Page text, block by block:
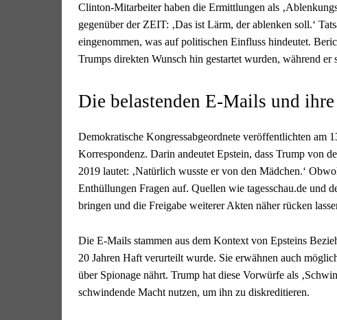
Clinton-Mitarbeiter haben die Ermittlungen als
gegenüber der ZEIT: ‚Das ist Lärm, der ablenken soll.‘
eingenommen, was auf politischen Einfluss hindeutet.
Trumps direkten Wunsch hin gestartet wurden, während
Die belastenden E-Mails und
Demokratische Kongressabgeordnete veröffentlichten am
Korrespondenz. Darin andeutet Epstein, dass Trump von
2019 lautet: ‚Natürlich wusste er von den Mädchen.‘
Enthüllungen Fragen auf. Quellen wie tagesschau.de und
bringen und die Freigabe weiterer Akten näher rücken
Die E-Mails stammen aus dem Kontext von Epsteins
20 Jahren Haft verurteilt wurde. Sie erwähnen auch
über Spionage nährt. Trump hat diese Vorwürfe als
schwindende Macht nutzen, um ihn zu diskreditieren.